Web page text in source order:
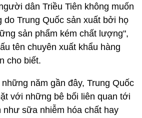
dân Triều Tiên không muốn
do Trung Quốc sản xuất bởi họ
sản phẩm kém chất lượng",
tên chuyên xuất khẩu hàng
cho biết.
năm gần đây, Trung Quốc
với những bê bối liên quan tới
như sữa nhiễm hóa chất hay